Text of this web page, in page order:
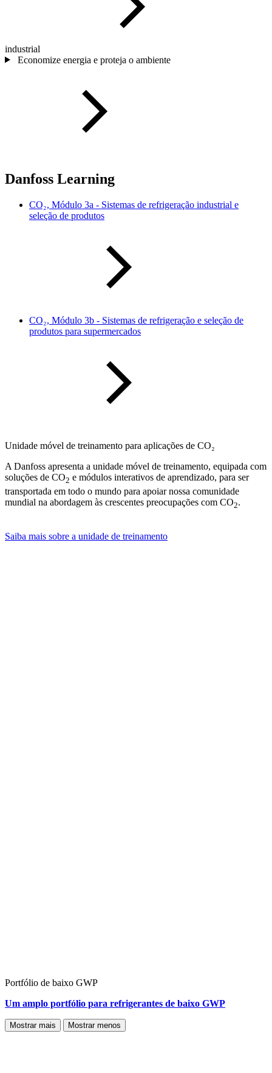
industrial
Economize energia e proteja o ambiente
Danfoss Learning
CO₂, Módulo 3a - Sistemas de refrigeração industrial e
seleção de produtos
CO₂, Módulo 3b - Sistemas de refrigeração e seleção de
produtos para supermercados
Unidade móvel de treinamento para aplicações de CO₂
A Danfoss apresenta a unidade móvel de treinamento, equipada com
soluções de CO2 e módulos interativos de aprendizado, para ser
transportada em todo o mundo para apoiar nossa comunidade
mundial na abordagem às crescentes preocupações com CO2.
Saiba mais sobre a unidade de treinamento
Portfólio de baixo GWP
Um amplo portfólio para refrigerantes de baixo GWP
Mostrar mais Mostrar menos